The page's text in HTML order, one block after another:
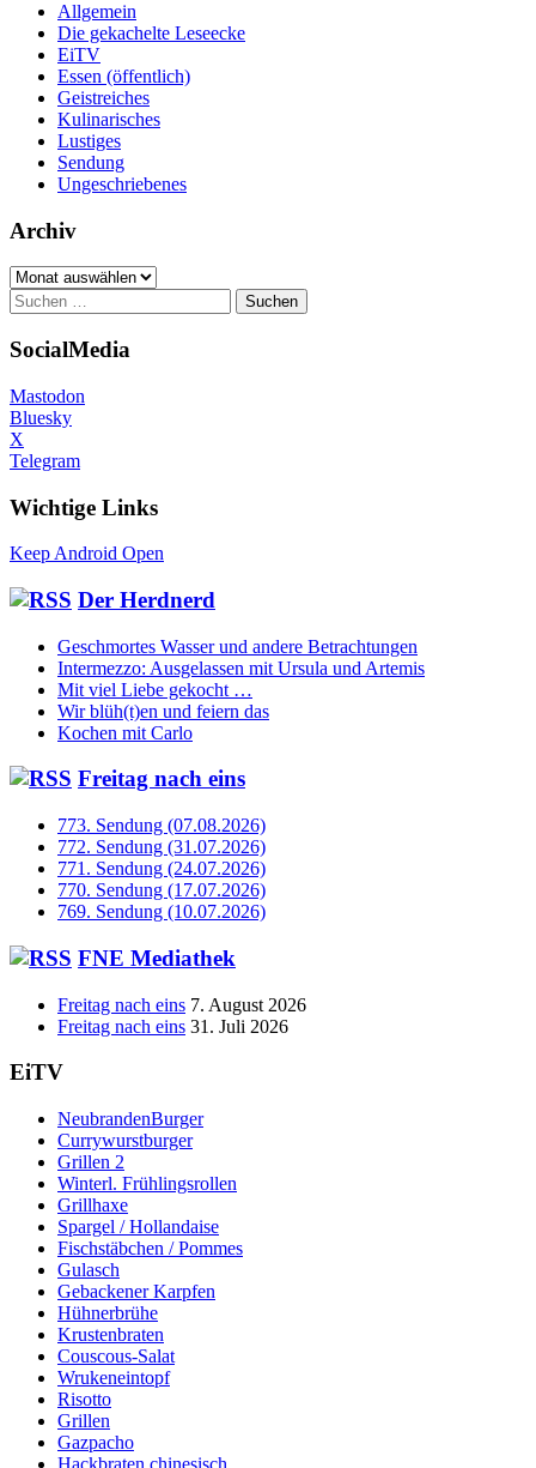
Allgemein
Die gekachelte Leseecke
EiTV
Essen (öffentlich)
Geistreiches
Kulinarisches
Lustiges
Sendung
Ungeschriebenes
Archiv
Archiv
Suchen
nach:
SocialMedia
Mastodon
Bluesky
X
Telegram
Wichtige Links
Keep Android Open
Der Herdnerd
Geschmortes Wasser und andere Betrachtungen
Intermezzo: Ausgelassen mit Ursula und Artemis
Mit viel Liebe gekocht …
Wir blüh(t)en und feiern das
Kochen mit Carlo
Freitag nach eins
773. Sendung (07.08.2026)
772. Sendung (31.07.2026)
771. Sendung (24.07.2026)
770. Sendung (17.07.2026)
769. Sendung (10.07.2026)
FNE Mediathek
Freitag nach eins 7. August 2026
Freitag nach eins 31. Juli 2026
EiTV
NeubrandenBurger
Currywurstburger
Grillen 2
Winterl. Frühlingsrollen
Grillhaxe
Spargel / Hollandaise
Fischstäbchen / Pommes
Gulasch
Gebackener Karpfen
Hühnerbrühe
Krustenbraten
Couscous-Salat
Wrukeneintopf
Risotto
Grillen
Gazpacho
Hackbraten chinesisch